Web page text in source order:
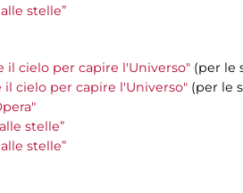
stelle”
il cielo per capire l'Universo" (per le
il cielo per capire l'Universo" (per le
stelle”
stelle”